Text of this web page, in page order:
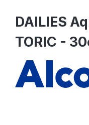
DAILIES
TORIC -